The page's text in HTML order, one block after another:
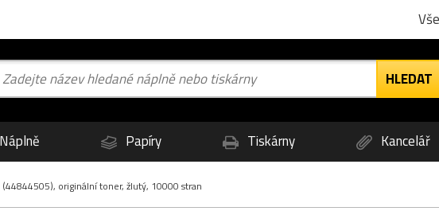
Náplně Papíry Tiskárny Kancelář
(44844505), originální toner, žlutý, 10000 stran